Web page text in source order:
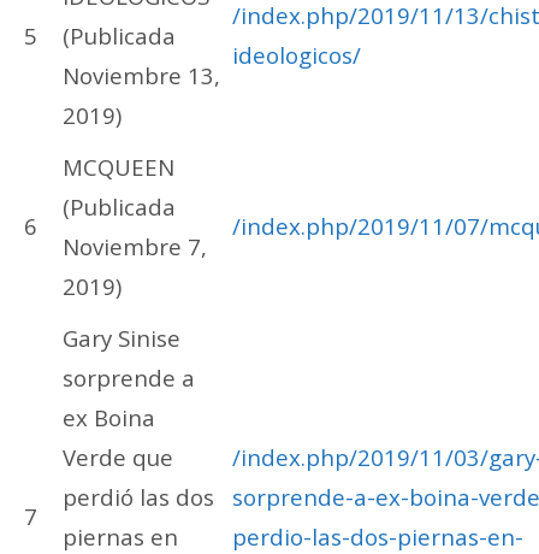
5
(Publicada
Noviembre 13,
2019)
/index.php/2019/11/13/
ideologicos/
6
MCQUEEN
(Publicada
Noviembre 7,
2019)
/index.php/2019/11/07/
7
Gary Sinise
sorprende a
ex Boina
Verde que
perdió las dos
piernas en
/index.php/2019/11/03/
sorprende-a-ex-boina-
perdio-las-dos-piernas-en-